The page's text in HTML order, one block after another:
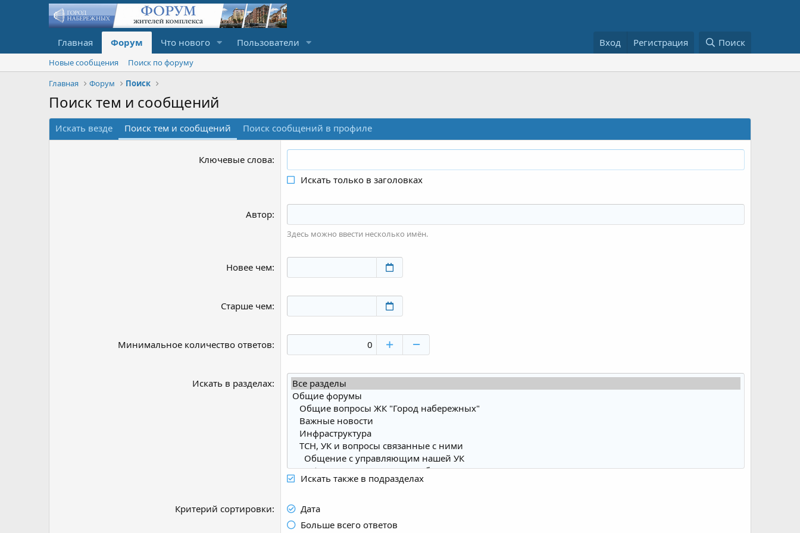
Главная Форум Что нового Пользователи Вход Регистрация Поиск
Новые сообщения
Поиск по форуму
Главная
Форум Поиск
Поиск тем и сообщений
Искать везде Поиск тем и сообщений Поиск сообщений в профиле
Ключевые слова
Искать только в заголовках
Автор
Здесь можно ввести несколько имён.
Новее чем
Старше чем
Минимальное количество ответов
Искать в разделах
Искать также в подразделах
Критерий сортировки
Дата
Больше всего ответов